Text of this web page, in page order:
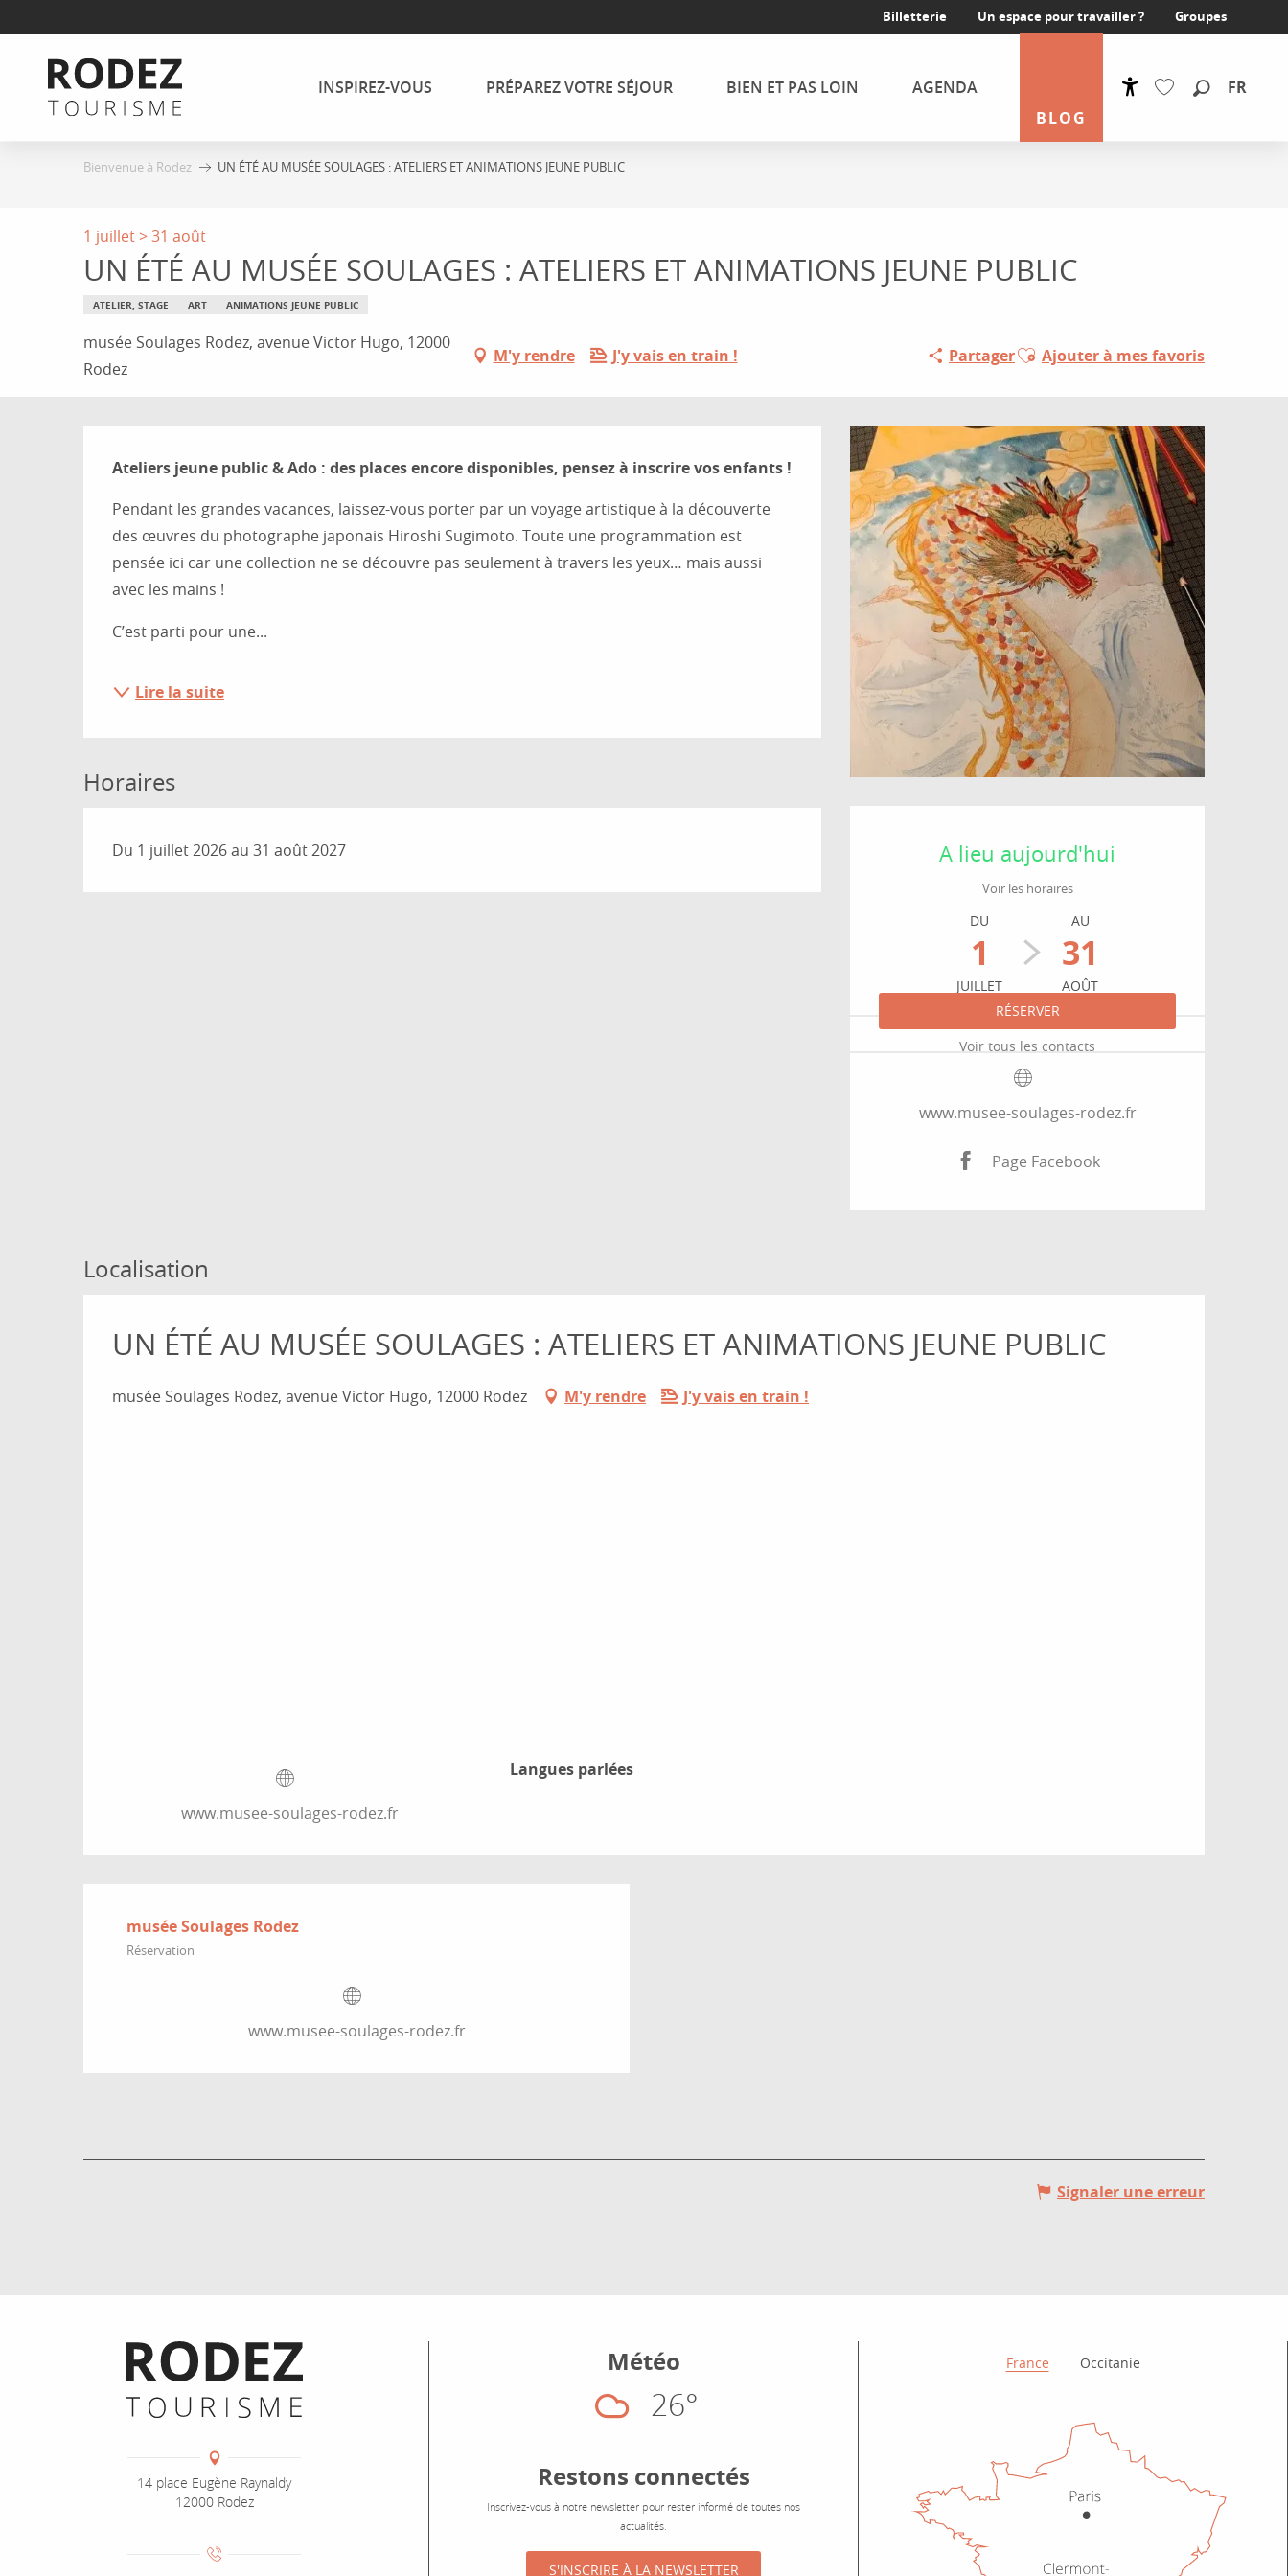
au
contenu
principal
BLOG
FR
Billetterie Un espace pour travailler ? Groupes
INSPIREZ-VOUS PRÉPAREZ VOTRE SÉJOUR BIEN ET PAS LOIN AGENDA
Bienvenue à Rodez UN ÉTÉ AU MUSÉE SOULAGES : ATELIERS ET ANIMATIONS JEUNE PUBLIC
1 juillet > 31 août
UN ÉTÉ AU MUSÉE SOULAGES : ATELIERS ET ANIMATIONS JEUNE PUBLIC
ATELIER, STAGE ART ANIMATIONS JEUNE PUBLIC
musée Soulages Rodez, avenue Victor Hugo, 12000
Rodez
M'y rendre J'y vais en train ! PartagerAjouter aux favoris
Ajouter à mes favoris
Ouverture et
A lieu aujourd'hui
Voir les horaires
DU
1
JUILLET
AU
31
AOÛT
RÉSERVER
Voir tous les contacts
www.musee-soulages-rodez.fr
Page Facebook
Description
Ateliers jeune public & Ado : des places encore disponibles, pensez à inscrire vos enfants !
Pendant les grandes vacances, laissez-vous porter par un voyage artistique à la découverte
des œuvres du photographe japonais Hiroshi Sugimoto. Toute une programmation est
pensée ici car une collection ne se découvre pas seulement à travers les yeux… mais aussi
avec les mains !
C’est parti pour une...
Lire la suite
Horaires
Du 1 juillet 2026 au 31 août 2027
Localisation
UN ÉTÉ AU MUSÉE SOULAGES : ATELIERS ET ANIMATIONS JEUNE PUBLIC
musée Soulages Rodez, avenue Victor Hugo, 12000 Rodez M'y rendre J'y vais en train !
www.musee-soulages-rodez.fr
Langues parlées
Langues parlées
musée Soulages Rodez
Réservation
www.musee-soulages-rodez.fr
Signaler une erreur
Informations pratiques
Coordonnées
Adresse :
14 place Eugène Raynaldy
12000 Rodez
Numéro de téléphone :
Météo
Nuageux
26°
Restons connectés
Inscrivez-vous à notre newsletter pour rester informé de toutes nos
actualités.
S'INSCRIRE À LA NEWSLETTER
Comment venir ?
France Occitanie